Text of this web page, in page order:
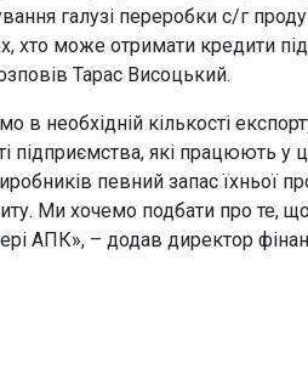
галузі переробки с/г
хто може отримати кредити
Тарас Висоцький.
в необхідній кількості
підприємства, які працюють у
певний запас їхньої
Ми хочемо подбати про те,
АПК», – додав директор